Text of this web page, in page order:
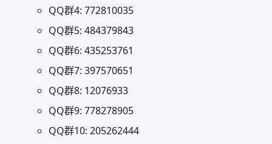
QQ群4: 772810035
QQ群5: 484379843
QQ群6: 435253761
QQ群7: 397570651
QQ群8: 12076933
QQ群9: 778278905
QQ群10: 205262444